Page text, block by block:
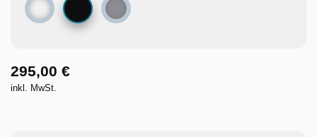
Weiß
Schwarz
Grau
295,00 €
inkl. MwSt.